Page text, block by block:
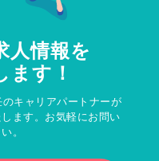
人情報を
ます！
キャリアパートナーが
ます。お気軽にお問い
。